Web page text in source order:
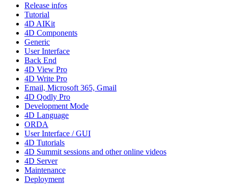
Release infos
Tutorial
4D AIKit
4D Components
Generic
User Interface
Back End
4D View Pro
4D Write Pro
Email, Microsoft 365, Gmail
4D Qodly Pro
Development Mode
4D Language
ORDA
User Interface / GUI
4D Tutorials
4D Summit sessions and other online videos
4D Server
Maintenance
Deployment